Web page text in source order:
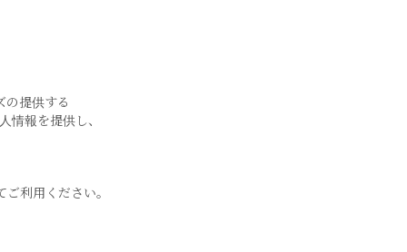
の提供する
情報を提供し、
ご利用ください。